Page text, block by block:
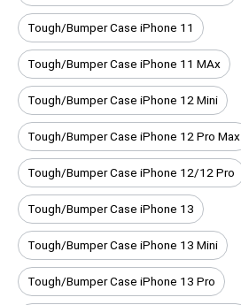
Tough/Bumper Case iPhone 11
Tough/Bumper Case iPhone 11 MAx
Tough/Bumper Case iPhone 12 Mini
Tough/Bumper Case iPhone 12 Pro Max
Tough/Bumper Case iPhone 12/12 Pro
Tough/Bumper Case iPhone 13
Tough/Bumper Case iPhone 13 Mini
Tough/Bumper Case iPhone 13 Pro